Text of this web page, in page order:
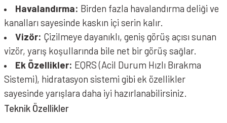
Havalandırma: Birden fazla havalandırma deliği ve
kanalları sayesinde kaskın içi serin kalır.
Vizör: Çizilmeye dayanıklı, geniş görüş açısı sunan
vizör, yarış koşullarında bile net bir görüş sağlar.
Ek Özellikler: EQRS (Acil Durum Hızlı Bırakma
Sistemi), hidratasyon sistemi gibi ek özellikler
sayesinde yarışlara daha iyi hazırlanabilirsiniz.
Teknik Özellikler